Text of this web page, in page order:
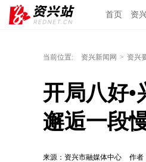
首页 资
当前位置: 资兴新闻网 > 资兴
开局八好
邂逅一段
来源：资兴市融媒体中心 作者